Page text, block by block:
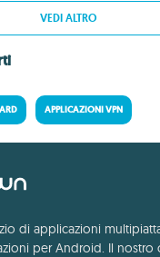
VEDI ALTRO
APPLICAZIONI VPN
di applicazioni
per Android. Il